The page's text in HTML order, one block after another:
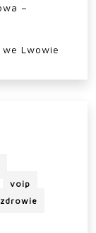
–
Lwowie
voip
zdrowie